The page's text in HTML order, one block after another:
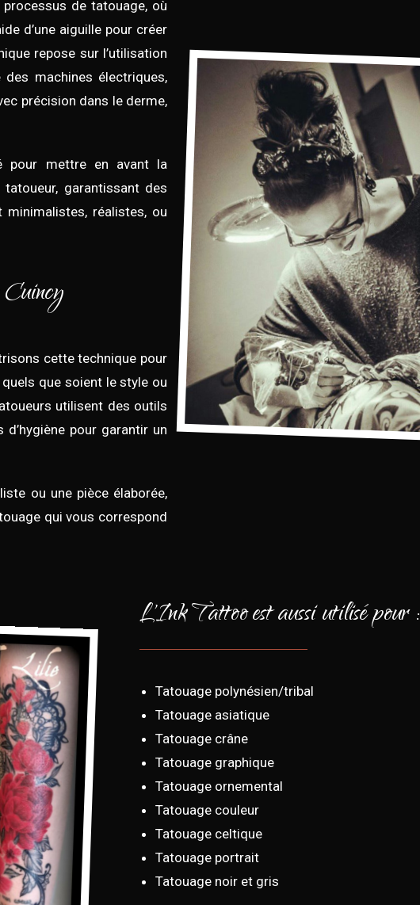
de tatouage, où
d’une aiguille pour créer
repose sur l’utilisation
des machines électriques,
précision dans le derme,
pour mettre en avant la
garantissant des
minimalistes, réalistes, ou
cette technique pour
que soient le style ou
utilisent des outils
pour garantir un
ou une pièce élaborée,
qui vous correspond
L'Ink Tattoo est aussi utilisé pour :
Tatouage polynésien/tribal
Tatouage asiatique
Tatouage crâne
Tatouage graphique
Tatouage ornemental
Tatouage couleur
Tatouage celtique
Tatouage portrait
Tatouage noir et gris